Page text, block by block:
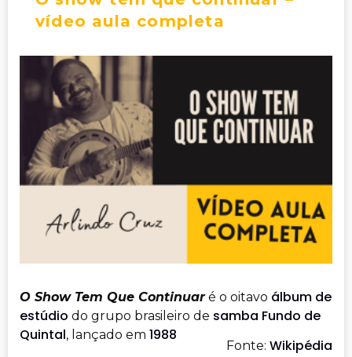
vídeo aula completa
O Show Tem Que Continuaré o oitavo álbum de
estúdio do grupo brasileiro de samba Fundo de
Quintal, lançado em 1988
Fonte: Wikipédia